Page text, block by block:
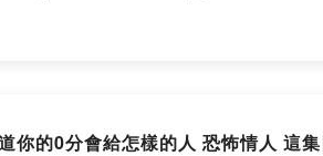
段 Instagram重新路一段 YouTube重
你的0分會給怎樣的人 恐怖情人 這